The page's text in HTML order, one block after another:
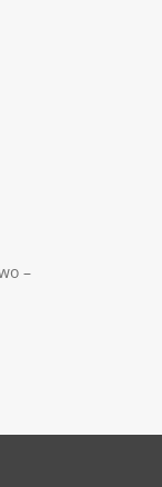
–